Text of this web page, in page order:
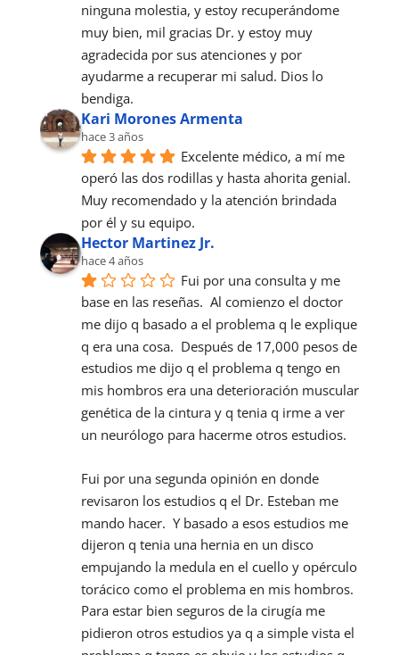
ninguna molestia, y estoy recuperándome
muy bien, mil gracias Dr. y estoy muy
agradecida por sus atenciones y por
ayudarme a recuperar mi salud. Dios lo
bendiga.
Kari Morones Armenta
hace 3 años
Excelente médico, a mí me
operó las dos rodillas y hasta ahorita genial.
Muy recomendado y la atención brindada
por él y su equipo.
Hector Martinez Jr.
hace 4 años
Fui por una consulta y me
base en las reseñas.  Al comienzo el doctor
me dijo q basado a el problema q le explique
q era una cosa.  Después de 17,000 pesos de
estudios me dijo q el problema q tengo en
mis hombros era una deterioración muscular
genética de la cintura y q tenia q irme a ver
un neurólogo para hacerme otros estudios.
Fui por una segunda opinión en donde
revisaron los estudios q el Dr. Esteban me
mando hacer.  Y basado a esos estudios me
dijeron q tenia una hernia en un disco
empujando la medula en el cuello y opérculo
torácico como el problema en mis hombros.
Para estar bien seguros de la cirugía me
pidieron otros estudios ya q a simple vista el